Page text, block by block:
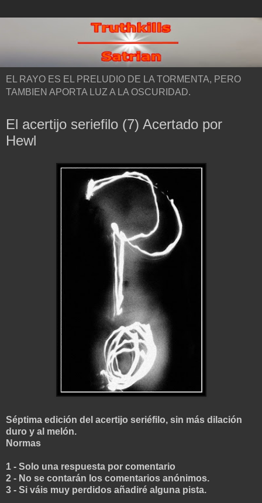
EL RAYO ES EL PRELUDIO DE LA TORMENTA, PERO
TAMBIEN APORTA LUZ A LA OSCURIDAD.
El acertijo seriefilo (7) Acertado por
Hewl
Séptima edición del acertijo seriéfilo, sin más dilación
duro y al melón.
Normas
1 - Solo una respuesta por comentario
2 - No se contarán los comentarios anónimos.
3 - Si váis muy perdidos añadiré alguna pista.